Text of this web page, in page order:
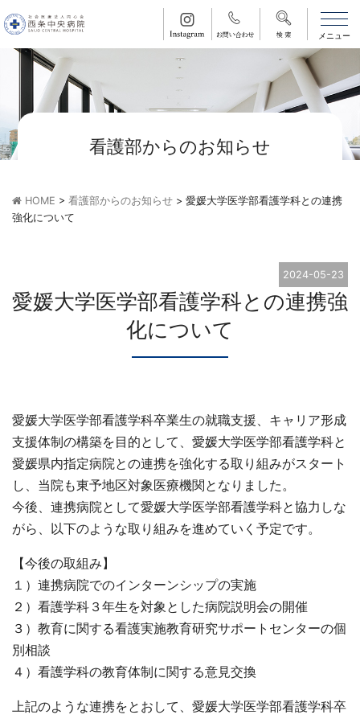
看護部からのお知らせ
HOME > 看護部からのお知らせ > 愛媛大学医学部看護学科との連携
強化について
2024-05-23
愛媛大学医学部看護学科との連携強
化について
愛媛大学医学部看護学科卒業生の就職支援、キャリア形成
支援体制の構築を目的として、愛媛大学医学部看護学科と
愛媛県内指定病院との連携を強化する取り組みがスタート
し、当院も東予地区対象医療機関となりました。
今後、連携病院として愛媛大学医学部看護学科と協力しな
がら、以下のような取り組みを進めていく予定です。
【今後の取組み】
１）連携病院でのインターンシップの実施
２）看護学科３年生を対象とした病院説明会の開催
３）教育に関する看護実施教育研究サポートセンターの個
別相談
４）看護学科の教育体制に関する意見交換
上記のような連携をとおして、愛媛大学医学部看護学科卒